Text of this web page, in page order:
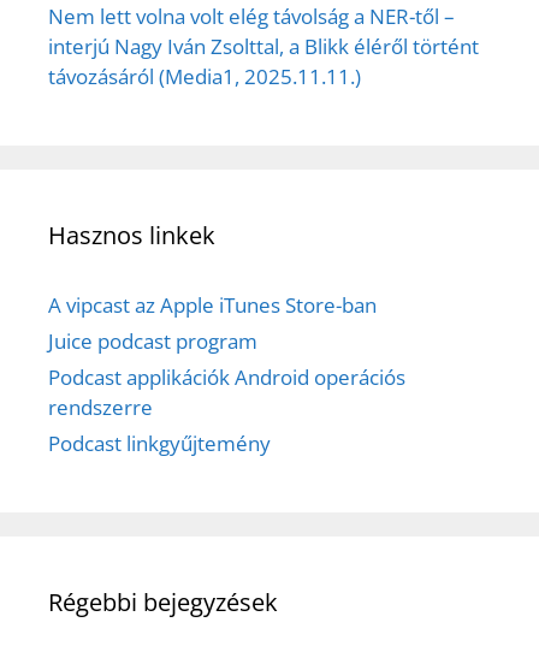
Nem lett volna volt elég távolság a NER-től –
interjú Nagy Iván Zsolttal, a Blikk éléről történt
távozásáról (Media1, 2025.11.11.)
Hasznos linkek
A vipcast az Apple iTunes Store-ban
Juice podcast program
Podcast applikációk Android operációs
rendszerre
Podcast linkgyűjtemény
Régebbi bejegyzések